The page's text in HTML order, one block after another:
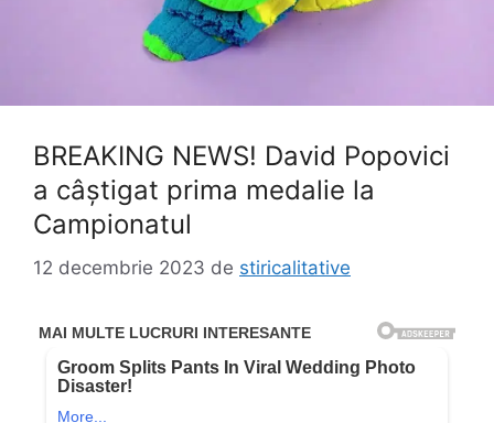
BREAKING NEWS! David Popovici
a câștigat prima medalie la
Campionatul
12 decembrie 2023 de stiricalitative